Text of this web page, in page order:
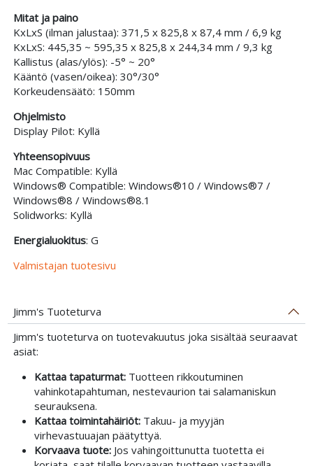
Mitat ja paino
KxLxS (ilman jalustaa): 371,5 x 825,8 x 87,4 mm / 6,9 kg
KxLxS: 445,35 ~ 595,35 x 825,8 x 244,34 mm / 9,3 kg
Kallistus (alas/ylös): -5° ~ 20°
Kääntö (vasen/oikea): 30°/30°
Korkeudensäätö: 150mm
Ohjelmisto
Display Pilot: Kyllä
Yhteensopivuus
Mac Compatible: Kyllä
Windows® Compatible: Windows®10 / Windows®7 /
Windows®8 / Windows®8.1
Solidworks: Kyllä
Energialuokitus: G
Valmistajan tuotesivu
Jimm's Tuoteturva
Jimm's tuoteturva on tuotevakuutus joka sisältää seuraavat
asiat:
Kattaa tapaturmat:Tuotteen rikkoutuminen
vahinkotapahtuman, nestevaurion tai salamaniskun
seurauksena.
Kattaa toimintahäiriöt:Takuu- ja myyjän
virhevastuuajan päätyttyä.
Korvaava tuote:Jos vahingoittunutta tuotetta ei